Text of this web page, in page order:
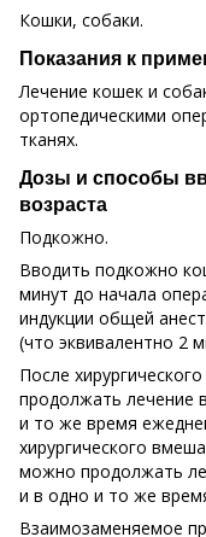
Кошки, собаки.
Показания к
Лечение кошек и
ортопедическими
тканях.
Дозы и способы
возраста
Подкожно.
Вводить подкожно
минут до начала
индукции общей
(что эквивалентно 2
После
продолжать лечение
и то же время
хирургического
можно продолжать
и в одно и то же
Взаимозаменяемое